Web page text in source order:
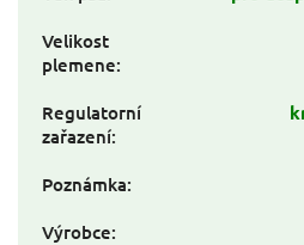
Velikost
plemene:
Regulatorní
zařazení:
Poznámka:
Výrobce: